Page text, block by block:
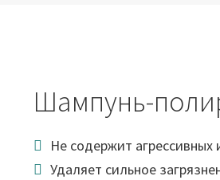
Шампунь-
Не содержит агрессивных
Удаляет сильное